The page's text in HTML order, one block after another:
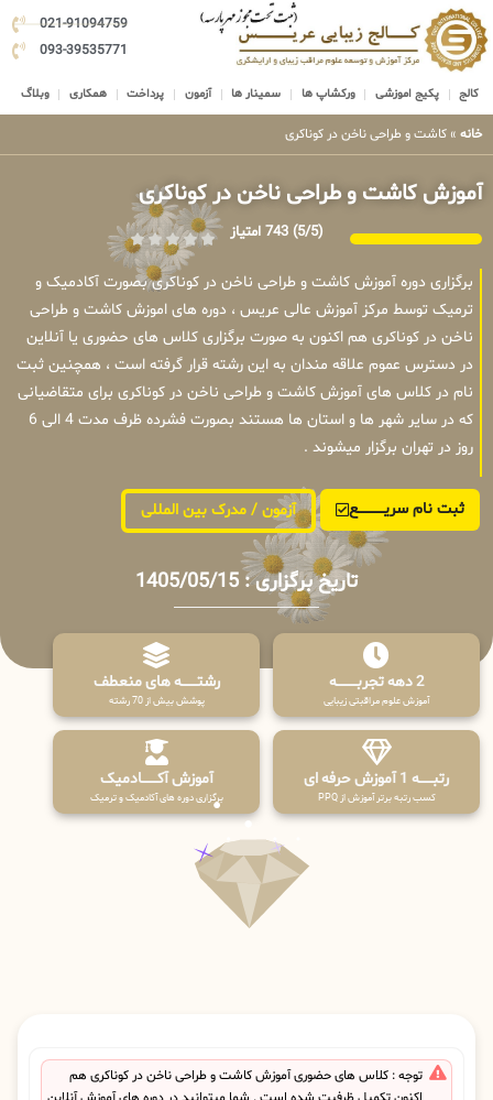
021-91094759
093-39535771
کالج پکیج اموزشی ورکشاپ ها سمینار ها آزمون پرداخت همکاری وبلاگ
خانه » کاشت و طراحی ناخن در کوناکری
آموزش کاشت و طراحی ناخن در کوناکری
(5/5) 743 امتیاز
برگزاری دوره آموزش کاشت و طراحی ناخن در کوناکری بصورت آکادمیک و
ترمیک توسط مرکز آموزش عالی عریس ، دوره های اموزش کاشت و طراحی
ناخن در کوناکری هم اکنون به صورت برگزاری کلاس های حضوری یا آنلاین
در دسترس عموم علاقه مندان به این رشته قرار گرفته است ، همچنین ثبت
نام در کلاس های آموزش کاشت و طراحی ناخن در کوناکری برای متقاضیانی
که در سایر شهر ها و استان ها هستند بصورت فشرده ظرف مدت 4 الی 6
روز در تهران برگزار میشوند .
ثبت نام سریــــــــــــع آزمون / مدرک بین المللی
تاریخ برگزاری : 1405/05/15
2 دهه تجربـــــــــه
آموزش علوم مراقبتی زیبایی
رشتـــــــه های منعطف
پوشش بیش از 70 رشته
رتبــــــه 1 آموزش حرفه ای
کسب رتبه برتر آموزش از PPQ
آموزش آکـــــــادمیک
برگزاری دوره های آکادمیک و ترمیک
توجه : کلاس های حضوری آموزش کاشت و طراحی ناخن در کوناکری هم